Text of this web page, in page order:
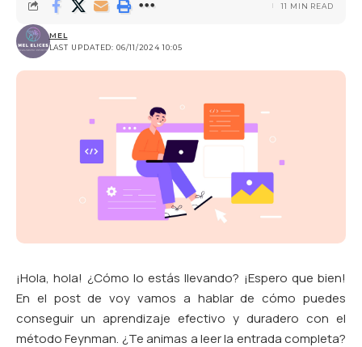
LAST UPDATED: 06/11/2024 10:05
MEL
11 MIN READ
¡Hola, hola! ¿Cómo lo estás llevando? ¡Espero que bien!
En el post de voy vamos a hablar de cómo puedes
conseguir un aprendizaje efectivo y duradero con el
método Feynman. ¿Te animas a leer la entrada completa?